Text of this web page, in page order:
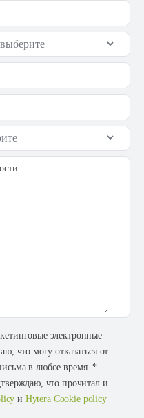
электронные
что могу отказаться от
в любое время. *
что прочитал и
и Hytera Cookie policy